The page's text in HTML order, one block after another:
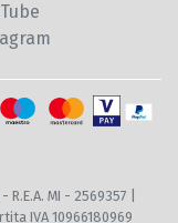
MI - 2569357 |
IVA 10966180969